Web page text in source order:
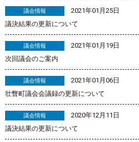
議会情報
2021年01月25日
議決結果の更新について
議会情報
2021年01月19日
次回議会のご案内
議会情報
2021年01月06日
壮瞥町議会会議録の更新について
議会情報
2020年12月11日
議決結果の更新について